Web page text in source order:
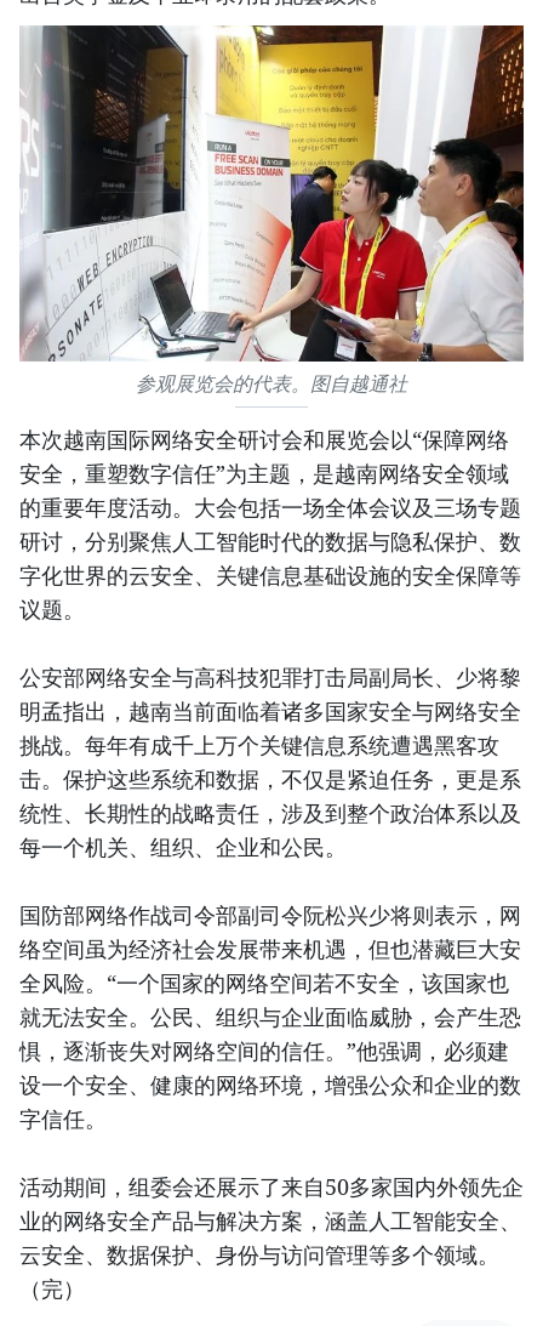
参观展览会的代表。图自越通社
本次越南国际网络安全研讨会和展览会以“保障网络
安全，重塑数字信任”为主题，是越南网络安全领域
的重要年度活动。大会包括一场全体会议及三场专题
研讨，分别聚焦人工智能时代的数据与隐私保护、数
字化世界的云安全、关键信息基础设施的安全保障等
议题。
公安部网络安全与高科技犯罪打击局副局长、少将黎
明孟指出，越南当前面临着诸多国家安全与网络安全
挑战。每年有成千上万个关键信息系统遭遇黑客攻
击。保护这些系统和数据，不仅是紧迫任务，更是系
统性、长期性的战略责任，涉及到整个政治体系以及
每一个机关、组织、企业和公民。
国防部网络作战司令部副司令阮松兴少将则表示，网
络空间虽为经济社会发展带来机遇，但也潜藏巨大安
全风险。“一个国家的网络空间若不安全，该国家也
就无法安全。公民、组织与企业面临威胁，会产生恐
惧，逐渐丧失对网络空间的信任。”他强调，必须建
设一个安全、健康的网络环境，增强公众和企业的数
字信任。
活动期间，组委会还展示了来自50多家国内外领先企
业的网络安全产品与解决方案，涵盖人工智能安全、
云安全、数据保护、身份与访问管理等多个领域。
（完）